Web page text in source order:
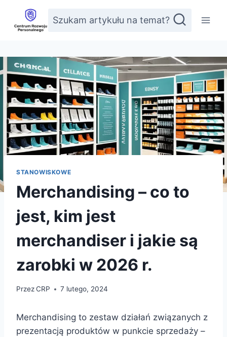
Przejdź
treści
Szukam artykułu na temat?
STANOWISKOWE
Merchandising – co to
jest, kim jest
merchandiser i jakie są
zarobki w 2026 r.
PrzezCRP 7 lutego, 2024
Merchandising to zestaw działań związanych z
prezentacją produktów w punkcie sprzedaży –